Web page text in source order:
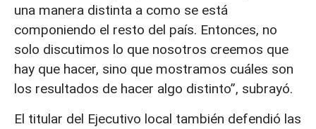
una manera distinta a como se está
componiendo el resto del país. Entonces, no
solo discutimos lo que nosotros creemos que
hay que hacer, sino que mostramos cuáles son
los resultados de hacer algo distinto”, subrayó.
El titular del Ejecutivo local también defendió las